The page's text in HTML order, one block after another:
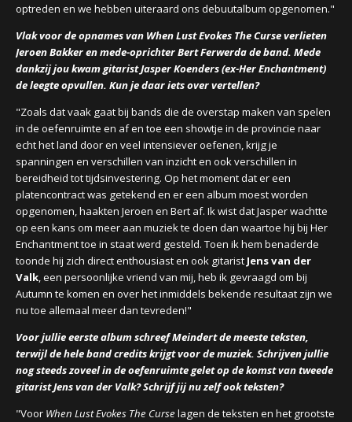
optreden en we hebben uiteraard ons debuutalbum opgenomen."
Vlak voor de opnames van When Lust Evokes The Curse verlieten
Jeroen Bakker en mede-oprichter Bert Ferwerda de band. Mede
dankzij jou kwam gitarist Jasper Koenders (ex-Her Enchantment)
de leegte opvullen. Kun je daar iets over vertellen?
"Zoals dat vaak gaat bij bands die de overstap maken van spelen
in de oefenruimte en af en toe een showtje in de provincie naar
echt het land door en veel intensiever oefenen, krijg je
spanningen en verschillen van inzicht en ook verschillen in
bereidheid tot tijdsinvestering. Op het moment dat er een
platencontract was getekend en er een album moest worden
opgenomen, haakten Jeroen en Bert af. Ik wist dat Jasper wachtte
op een kans om meer aan muziek te doen dan waartoe hij bij Her
Enchantment toe in staat werd gesteld. Toen ik hem benaderde
toonde hij zich direct enthousiast en ook gitarist Jens van der
Valk, een persoonlijke vriend van mij, heb ik gevraagd om bij
Autumn te komen en over het inmiddels bekende resultaat zijn we
nu toe allemaal meer dan tevreden!"
Voor jullie eerste album schreef Meindert de meeste teksten,
terwijl de hele band credits krijgt voor de muziek. Schrijven jullie
nog steeds zoveel in de oefenruimte gelet op de komst van tweede
gitarist Jens van der Valk? Schrijf jij nu zelf ook teksten?
"Voor When Lust Evokes The Curselagen de teksten en het grootste